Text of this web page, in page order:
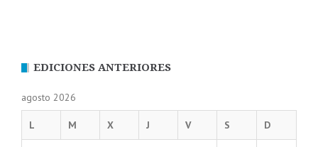
EDICIONES ANTERIORES
agosto 2026
L M X J V S D